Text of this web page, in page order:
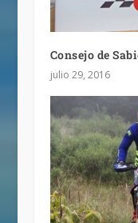
Consejo de
julio 29, 2016